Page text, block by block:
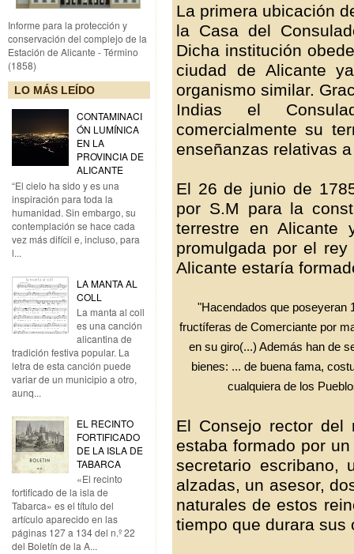
Informe para la protección y
conservación del complejo de la
Estación de Alicante - Término
(1858)
LO MÁS LEÍDO
CONTAMINACI
ÓN LUMÍNICA
EN LA
PROVINCIA DE
ALICANTE
“El cielo ha sido y es una
inspiración para toda la
humanidad. Sin embargo, su
contemplación se hace cada
vez más difícil e, incluso, para
l...
LA MANTA AL
COLL
La manta al coll
es una canción
alicantina de
tradición festiva popular. La
letra de esta canción puede
variar de un municipio a otro,
aunq...
EL RECINTO
FORTIFICADO
DE LA ISLA DE
TABARCA
«El recinto
fortificado de la isla de
Tabarca» es el título del
artículo aparecido en las
páginas 127 a 134 del n.º 22
del Boletín de la A...
La primera ubicación
la Casa del
Dicha institución
ciudad de Alicante
organismo similar.
Indias el
comercialmente su
enseñanzas relativas
El 26 de junio de
por S.M para la
terrestre en Alicante
promulgada por el
Alicante estaría
"Hacendados que poseyeran
fructíferas de Comerciante por
en su giro(...) Además han de
bienes: ... de buena fama,
cualquiera de los
El Consejo rector del
estaba formado por
secretario escribano,
alzadas, un asesor,
naturales de estos
tiempo que durara sus